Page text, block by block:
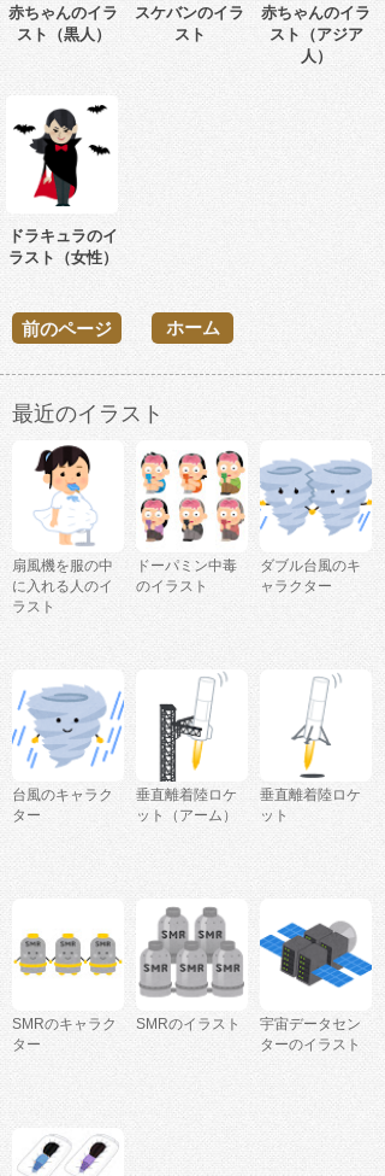
赤ちゃんのイラ
スト（黒人）
スケバンのイラ
スト
赤ちゃんのイラ
スト（アジア
人）
ドラキュラのイ
ラスト（女性）
前のページ ホーム
最近のイラスト
扇風機を服の中
に入れる人のイ
ラスト
ドーパミン中毒
のイラスト
ダブル台風のキ
ャラクター
台風のキャラク
ター
垂直離着陸ロケ
ット（アーム）
垂直離着陸ロケ
ット
SMRのキャラク
ター
SMRのイラスト
宇宙データセン
ターのイラスト